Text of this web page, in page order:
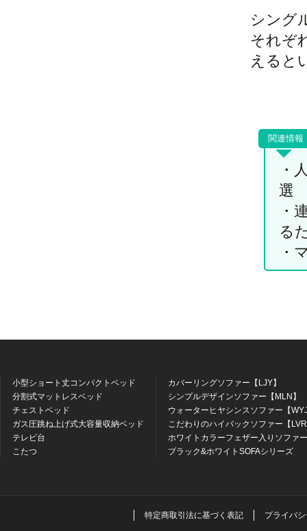
シング
それぞ
えると
・
選
・
る
・
小型ショート丈コンパクトベッド
分割式マットレスベッド
チェストベッド
ガス圧跳ね上げ式大容量収納ベッド
テレビ台
こたつ
カバーリングソファー【LJY】
シンプルデザインソファー【MLN】
ウォーターヒヤシンスソファー【
こだわりのハイバックソファー【
ホワイトカラーフェザー入りソファ
ブラック&ホワイトSOFAシリーズ
特定商取引法に基づく表記 プライバ